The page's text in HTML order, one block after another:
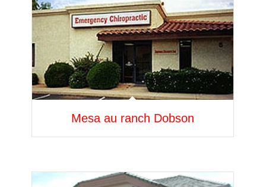
Mesa au ranch Dobson